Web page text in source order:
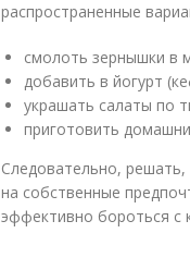
распространенные
смолоть зернышки в
добавить в йогурт
украшать салаты по
приготовить
Следовательно, решать,
на собственные
эффективно бороться с